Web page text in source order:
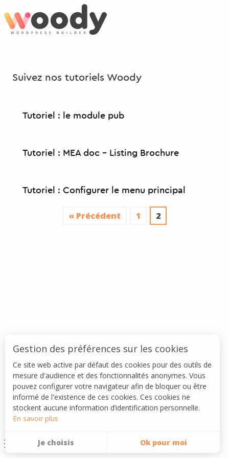
au
contenu
Suivez nos tutoriels Woody
Tutoriel : le module pub
Tutoriel : MEA doc – Listing Brochure
Tutoriel : Configurer le menu principal
« Précédent 1 2
Gestion des préférences sur les cookies
Ce site web active par défaut des cookies pour des outils de
mesure d'audience et des fonctionnalités anonymes. Vous
pouvez configurer votre navigateur afin de bloquer ou être
informé de l'existence de ces cookies. Ces cookies ne
stockent aucune information d’identification personnelle.
En savoir plus
Je choisis Ok pour moi